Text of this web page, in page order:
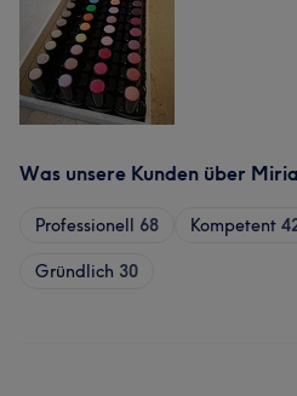
Was unsere Kunden über
Professionell 68 Kompetent
Gründlich 30